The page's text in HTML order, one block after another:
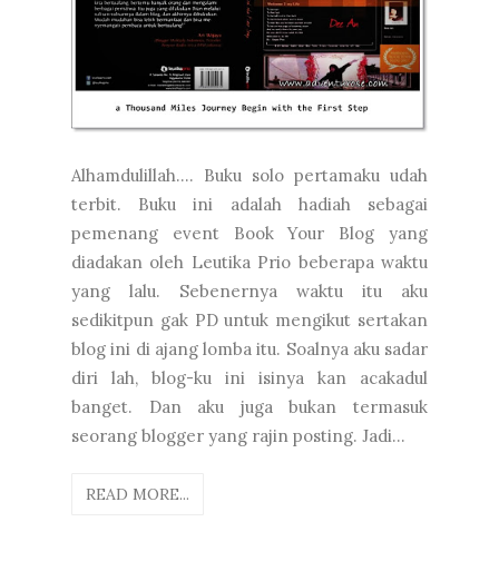
Alhamdulillah.... Buku solo pertamaku udah
terbit. Buku ini adalah hadiah sebagai
pemenang event Book Your Blog yang
diadakan oleh Leutika Prio beberapa waktu
yang lalu. Sebenernya waktu itu aku
sedikitpun gak PD untuk mengikut sertakan
blog ini di ajang lomba itu. Soalnya aku sadar
diri lah, blog-ku ini isinya kan acakadul
banget. Dan aku juga bukan termasuk
seorang blogger yang rajin posting. Jadi...
READ MORE...